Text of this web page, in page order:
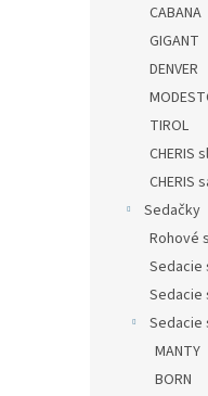
CABANA
GIGANT
DENVER
TIROL
CHERIS
CHERIS
Sedačky
Rohové
Sedacie
Sedacie
Sedacie
MANTY
BORN